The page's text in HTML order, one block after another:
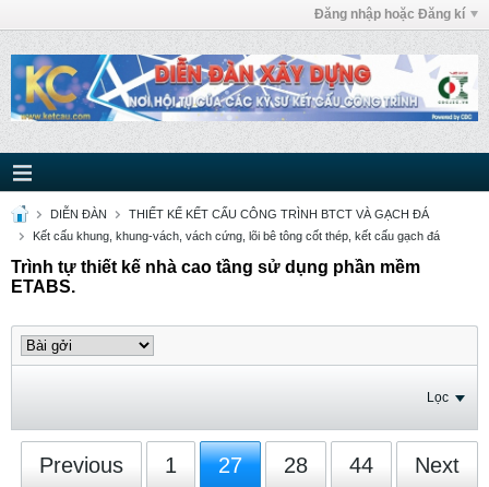
Đăng nhập hoặc Đăng kí
DIỄN ĐÀN
THIẾT KẾ KẾT CẤU CÔNG TRÌNH BTCT VÀ GẠCH ĐÁ
Kết cấu khung, khung-vách, vách cứng, lõi bê tông cốt thép, kết cấu gạch đá
Trình tự thiết kế nhà cao tầng sử dụng phần mềm
ETABS.
Lọc
Previous 1 27 28 44 Next